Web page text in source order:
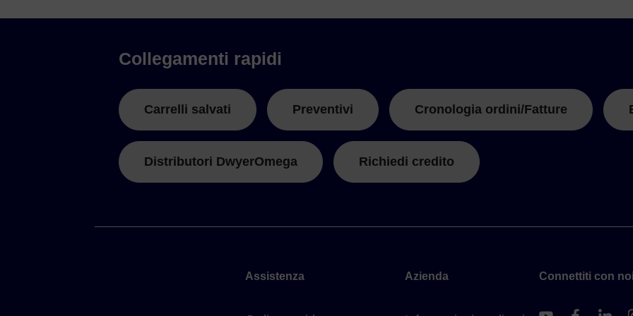
Collegamenti rapidi
Carrelli salvati Preventivi Cronologia ordini/Fatture
Distributori DwyerOmega Richiedi credito
Assistenza Azienda Connettiti con